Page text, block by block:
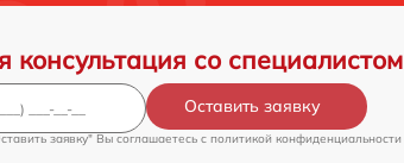
консультация со специалистом
Оставить заявку
заявку" Вы соглашаетесь c политикой конфиденциальности